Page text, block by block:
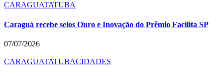
CARAGUATATUBA
Caraguá recebe selos Ouro e Inovação do Prêmio Facilita SP
07/07/2026
CARAGUATATUBACIDADES